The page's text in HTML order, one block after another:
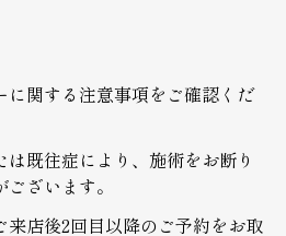
に関する注意事項をご確認くだ
既往症により、施術をお断り
ざいます。
来店後2回目以降のご予約をお取